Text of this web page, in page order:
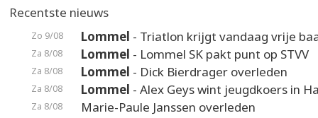
Recentste nieuws
Zo 9/08 Lommel - Triatlon krijgt vandaag vrije
Za 8/08 Lommel - Lommel SK pakt punt op STVV
Za 8/08 Lommel - Dick Bierdrager overleden
Za 8/08 Lommel - Alex Geys wint jeugdkoers in
Za 8/08 Marie-Paule Janssen overleden